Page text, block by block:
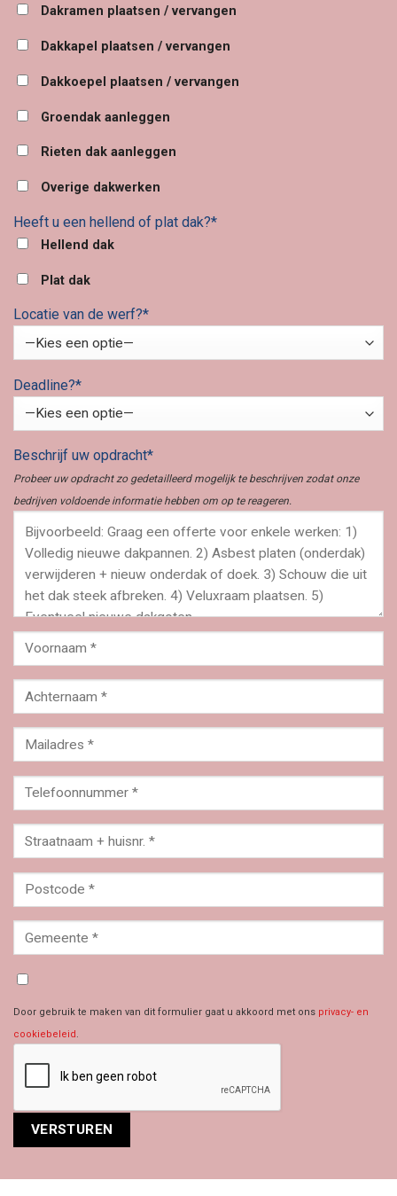
Dakramen plaatsen / vervangen
Dakkapel plaatsen / vervangen
Dakkoepel plaatsen / vervangen
Groendak aanleggen
Rieten dak aanleggen
Overige dakwerken
Heeft u een hellend of plat dak?*
Hellend dak
Plat dak
Locatie van de werf?*
Deadline?*
Beschrijf uw opdracht*
Probeer uw opdracht zo gedetailleerd mogelijk te beschrijven zodat onze
bedrijven voldoende informatie hebben om op te reageren.
Door gebruik te maken van dit formulier gaat u akkoord met ons privacy- en
cookiebeleid